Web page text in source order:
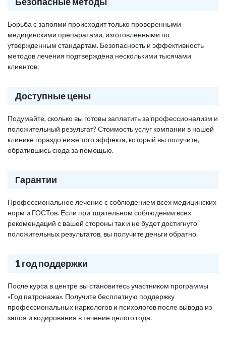
Борьба с запоями происходит только проверенными
медицинскими препаратами, изготовленными по
утвержденным стандартам. Безопасность и эффективность
методов лечения подтверждена несколькими тысячами
клиентов.
Доступные цены
Подумайте, сколько вы готовы заплатить за профессионализм и
положительный результат? Стоимость услуг компании в нашей
клинике гораздо ниже того эффекта, который вы получите,
обратившись сюда за помощью.
Гарантии
Профессиональное лечение с соблюдением всех медицинских
норм и ГОСТов. Если при тщательном соблюдении всех
рекомендаций с вашей стороны так и не будет достигнуто
положительных результатов, вы получите деньги обратно.
1 год поддержки
После курса в центре вы становитесь участником программы
«Год патронажа». Получите бесплатную поддержку
профессиональных наркологов и психологов после вывода из
запоя и кодирования в течение целого года.